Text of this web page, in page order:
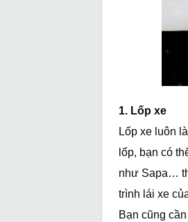
1. Lốp xe
Lốp xe luôn
lốp, bạn có
như Sapa…
trình lái xe
Bạn cũng